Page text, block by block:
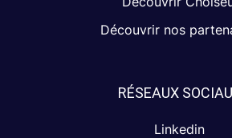
Découvrir nos
RÉSEAUX
Linkedin